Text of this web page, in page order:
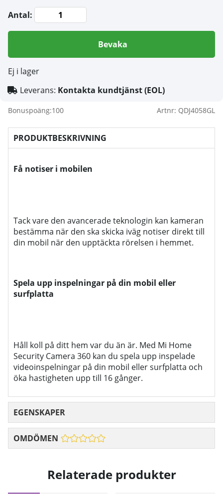
Antal:
Bevaka
Ej i lager
Leverans: Kontakta kundtjänst (EOL)
Bonuspoäng:100 Artnr: QDJ4058GL
PRODUKTBESKRIVNING
Få notiser i mobilen
Tack vare den avancerade teknologin kan kameran
bestämma när den ska skicka iväg notiser direkt till
din mobil när den upptäckta rörelsen i hemmet.
Spela upp inspelningar på din mobil eller
surfplatta
Håll koll på ditt hem var du än är. Med Mi Home
Security Camera 360 kan du spela upp inspelade
videoinspelningar på din mobil eller surfplatta och
öka hastigheten upp till 16 gånger.
EGENSKAPER
OMDÖMEN
Relaterade produkter